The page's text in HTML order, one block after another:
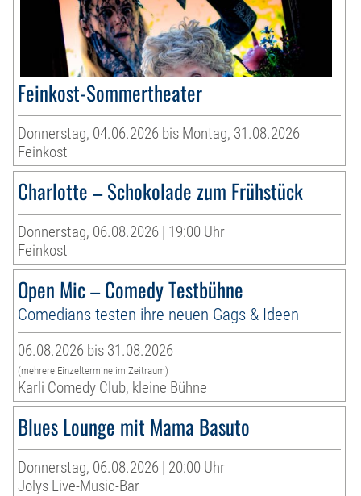
Feinkost-Sommertheater
Donnerstag, 04.06.2026 bis Montag, 31.08.2026
Feinkost
Charlotte – Schokolade zum Frühstück
Donnerstag, 06.08.2026 | 19:00 Uhr
Feinkost
Open Mic – Comedy Testbühne
Comedians testen ihre neuen Gags & Ideen
06.08.2026 bis 31.08.2026
(mehrere Einzeltermine im Zeitraum)
Karli Comedy Club, kleine Bühne
Blues Lounge mit Mama Basuto
Donnerstag, 06.08.2026 | 20:00 Uhr
Jolys Live-Music-Bar